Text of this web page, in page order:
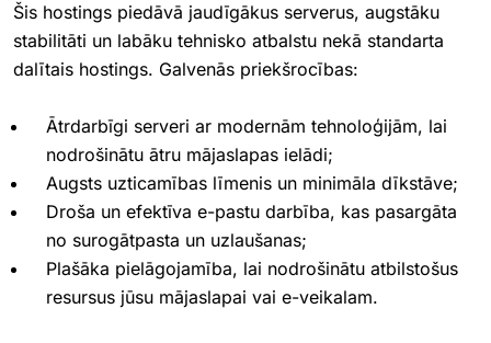
Šis hostings piedāvā jaudīgākus serverus, augstāku
stabilitāti un labāku tehnisko atbalstu nekā standarta
dalītais hostings. Galvenās priekšrocības:
Ātrdarbīgi serveri ar modernām tehnoloģijām, lai
nodrošinātu ātru mājaslapas ielādi;
Augsts uzticamības līmenis un minimāla dīkstāve;
Droša un efektīva e-pastu darbība, kas pasargāta
no surogātpasta un uzlaušanas;
Plašāka pielāgojamība, lai nodrošinātu atbilstošus
resursus jūsu mājaslapai vai e-veikalam.